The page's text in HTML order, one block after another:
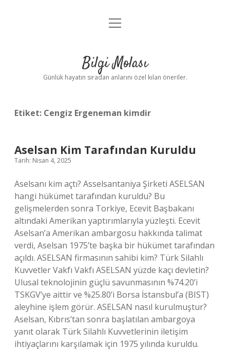
Anasayfa
Yasal Uyarı
menüyü
Bilgi Molası
Günlük hayatın sıradan anlarını özel kılan öneriler.
Etiket: Cengiz Ergeneman kimdir
Aselsan Kim Tarafından Kuruldu
Tarih: Nisan 4, 2025
Aselsanı kim açtı? Asselsantaniya Şirketi ASELSAN
hangi hükümet tarafından kuruldu? Bu
gelişmelerden sonra Torkiye, Ecevit Başbakanı
altındaki Amerikan yaptırımlarıyla yüzleşti. Ecevit
Aselsan’a Amerikan ambargosu hakkında talimat
verdi, Aselsan 1975’te başka bir hükümet tarafından
açıldı. ASELSAN firmasının sahibi kim? Türk Silahlı
Kuvvetler Vakfı Vakfı ASELSAN yüzde kaçı devletin?
Ulusal teknolojinin güçlü savunmasının %74.20’i
TSKGV’ye aittir ve %25.80’i Borsa İstansbul’a (BIST)
aleyhine işlem görür. ASELSAN nasıl kurulmuştur?
Aselsan, Kıbrıs’tan sonra başlatılan ambargoya
yanıt olarak Türk Silahlı Kuvvetlerinin iletişim
ihtiyaçlarını karşılamak için 1975 yılında kuruldu.